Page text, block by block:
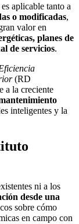
aplicable tanto a
o modificadas,
valor en
planes de
de servicios.
(RD
a la creciente
inteligentes y la
ni a los
desde una
sobre cómo
en campo con